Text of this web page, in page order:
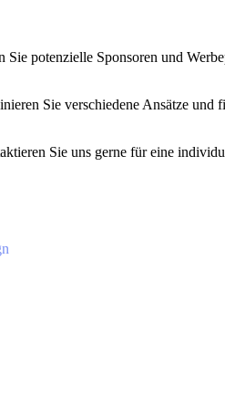
potenzielle Sponsoren und
Sie verschiedene Ansätze
Sie uns gerne für eine